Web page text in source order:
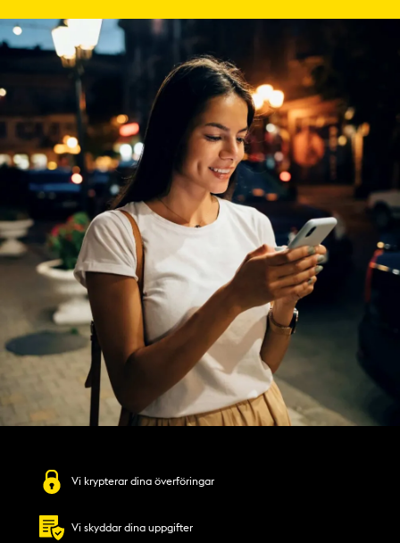
Vi krypterar dina överföringar
Vi skyddar dina uppgifter